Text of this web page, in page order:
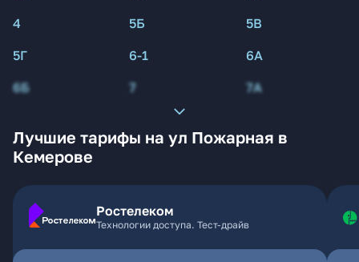
4
5Б
5В
5Г
6-1
6А
6Б
7 7А
Лучшие тарифы на ул Пожарная в
Кемерове
Ростелеком
Технологии доступа. Тест-драйв